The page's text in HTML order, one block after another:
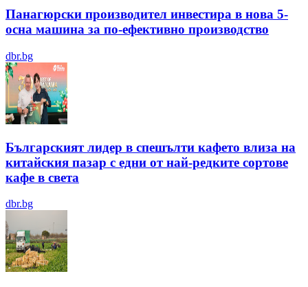
Панагюрски производител инвестира в нова 5-
осна машина за по-ефективно производство
dbr.bg
Българският лидер в спешълти кафето влиза на
китайския пазар с едни от най-редките сортове
кафе в света
dbr.bg